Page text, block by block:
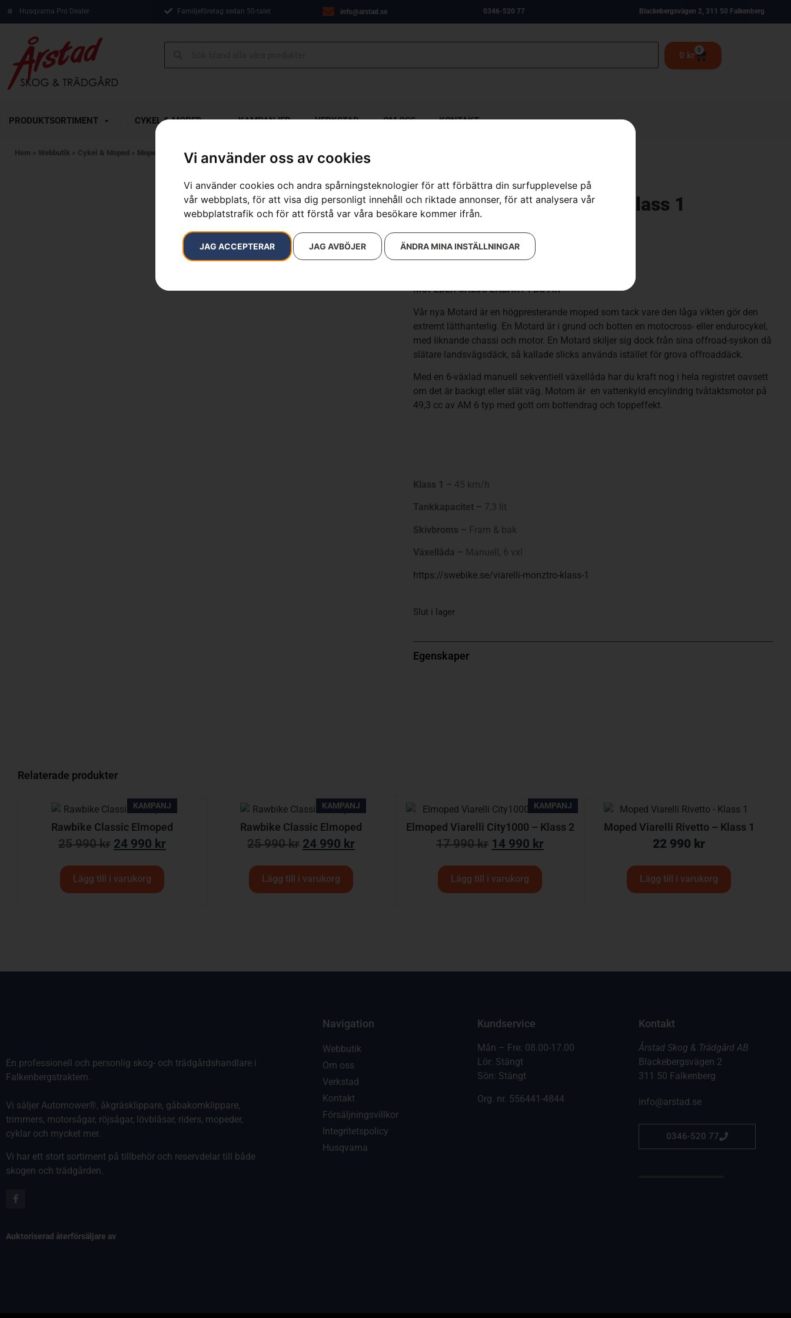
Vi använder oss av cookies
Vi använder cookies och andra spårningsteknologier för att förbättra din surfupplevelse på
vår webbplats, för att visa dig personligt innehåll och riktade annonser, för att analysera vår
webbplatstrafik och för att förstå var våra besökare kommer ifrån.
JAG ACCEPTERAR JAG AVBÖJER ÄNDRA MINA INSTÄLLNINGAR
Husqvarna Pro Dealer Familjeföretag sedan 50-talet info@arstad.se 0346-520 77 Blackebergsvägen 2, 311 50 Falkenberg
0 kr
0
PRODUKTSORTIMENT CYKEL & MOPED KAMPANJER VERKSTAD OM OSS KONTAKT
Hem » Webbutik » Cykel & Moped » Moped Viarelli Motard – Klass 1
Moped Viarelli Motard – Klass 1
Varumärken:Viarelli
38 990kr
MOPEDER SÄLJS ENBART I BUTIK
Vår nya Motard är en högpresterande moped som tack vare den låga vikten gör den
extremt lätthanterlig. En Motard är i grund och botten en motocross- eller endurocykel,
med liknande chassi och motor. En Motard skiljer sig dock från sina offroad-syskon då
slätare landsvägsdäck, så kallade slicks används istället för grova offroaddäck.
Med en 6-växlad manuell sekventiell växellåda har du kraft nog i hela registret oavsett
om det är backigt eller slät väg. Motorn är en vattenkyld encylindrig tvåtaktsmotor på
49,3 cc av AM 6 typ med gott om bottendrag och toppeffekt.
Klass 1 – 45 km/h
Tankkapacitet – 7,3 lit
Skivbroms – Fram & bak
Växellåda – Manuell, 6 vxl
https://swebike.se/viarelli-monztro-klass-1
Slut i lager
Egenskaper
Relaterade produkter
KAMPANJ
Rawbike Classic Elmoped
25 990kr 24 990 kr
Lägg till i varukorg
KAMPANJ
Rawbike Classic Elmoped
25 990kr 24 990 kr
Lägg till i varukorg
KAMPANJ
Elmoped Viarelli City1000 – Klass 2
17 990kr 14 990 kr
Lägg till i varukorg
Moped Viarelli Rivetto – Klass 1
22 990 kr
Lägg till i varukorg
En professionell och personlig skog- och trädgårdshandlare i
Falkenbergstraktern.
Vi säljer Automower®, åkgräsklippare, gåbakomklippare,
trimmers, motorsågar, röjsågar, lövblåsar, riders, mopeder,
cyklar och mycket mer.
Vi har ett stort sortiment på tillbehör och reservdelar till både
skogen och trädgården.
Auktoriserad återförsäljare av
Navigation
Webbutik
Om oss
Verkstad
Kontakt
Försäljningsvillkor
Integritetspolicy
Husqvarna
Kundservice
Mån – Fre: 08.00-17.00
Lör: Stängt
Sön: Stängt
Org. nr. 556441-4844
Kontakt
Årstad Skog & Trädgård AB
Blackebergsvägen 2
311 50 Falkenberg
info@arstad.se
0346-520 77